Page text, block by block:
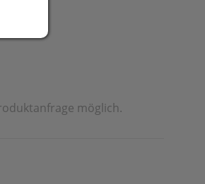
möglich.